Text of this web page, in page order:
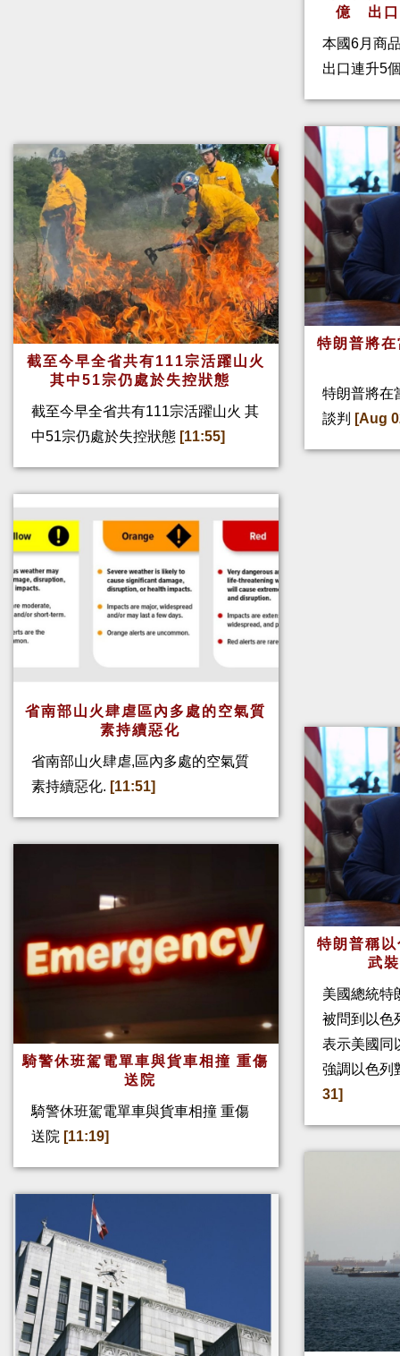
截至今早全省共有111宗活躍山火
其中51宗仍處於失控狀態
截至今早全省共有111宗活躍山火 其
中51宗仍處於失控狀態 [11:55]
省南部山火肆虐區內多處的空氣質
素持續惡化
省南部山火肆虐,區內多處的空氣質
素持續惡化. [11:51]
騎警休班駕電單車與貨車相撞 重傷
送院
騎警休班駕電單車與貨車相撞 重傷
送院 [11:19]
億 出口
本國6月商
出口連升5
特朗普將
特朗普將在
談判
[Aug
特朗普稱
武
美國總統特
被問到以色
表示美國同
強調以色列
31]